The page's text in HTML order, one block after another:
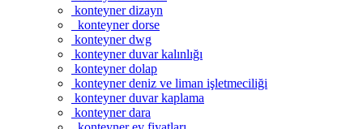
konteyner dizayn
konteyner dorse
konteyner dwg
konteyner duvar kalınlığı
konteyner dolap
konteyner deniz ve liman işletmeciliği
konteyner duvar kaplama
konteyner dara